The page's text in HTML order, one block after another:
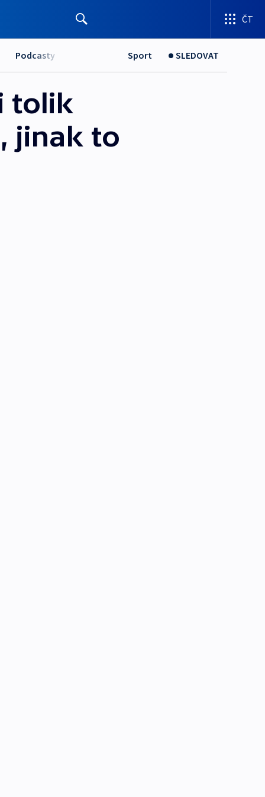
ČT
Podcasty Sport SLEDOVAT
tolik
jinak to